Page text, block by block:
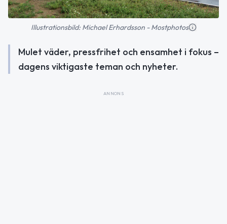
Illustrationsbild: Michael Erhardsson - Mostphotos
Mulet väder, pressfrihet och ensamhet i fokus –
dagens viktigaste teman och nyheter.
ANNONS